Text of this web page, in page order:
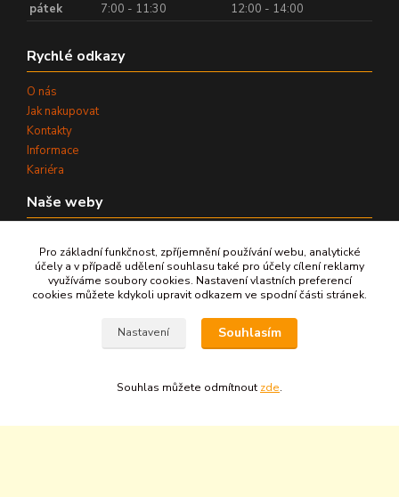
pátek
7:00 - 11:30 12:00 - 14:00
Rychlé odkazy
O nás
Jak nakupovat
Kontakty
Informace
Kariéra
Naše weby
www.aqua-bohemia.com
www.upravyvody.eu
www.cisteni-vody.cz
CZ25301381
Pro základní funkčnost, zpříjemnění používání webu, analytické
účely a v případě udělení souhlasu také pro účely cílení reklamy
využíváme soubory cookies. Nastavení vlastních preferencí
cookies můžete kdykoli upravit odkazem ve spodní části stránek.
Nastavení Souhlasím
Souhlas můžete odmítnout zde.